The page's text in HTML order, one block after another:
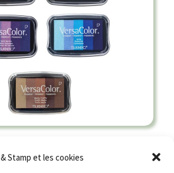
& Stamp et les cookies